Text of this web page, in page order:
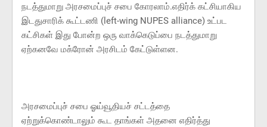
நடத்துமாறு அரசமைப்புச் சபை கோரலாம்.எதிர்க் கட்சியாகிய
இடதுசாரிக் கூட்டணி (left-wing NUPES alliance) உட்பட
கட்சிகள் இது போன்ற ஒரு வாக்கெடுப்பை நடத்துமாறு
ஏற்கனவே மக்ரோன் அரசிடம் கேட்டுள்ளன.
அரசமைப்புச் சபை ஓய்வூதியச் சட்டத்தை
ஏற்றுக்கொண்டாலும் கூட தாங்கள் அதனை எதிர்த்து